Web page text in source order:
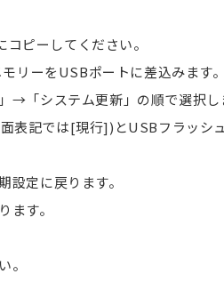
ピーしてください。
リーをUSBポートに差込みます。
→「システム更新」の順で選択し
表記では[現行])とUSBフラッ
定に戻ります。
す。
。